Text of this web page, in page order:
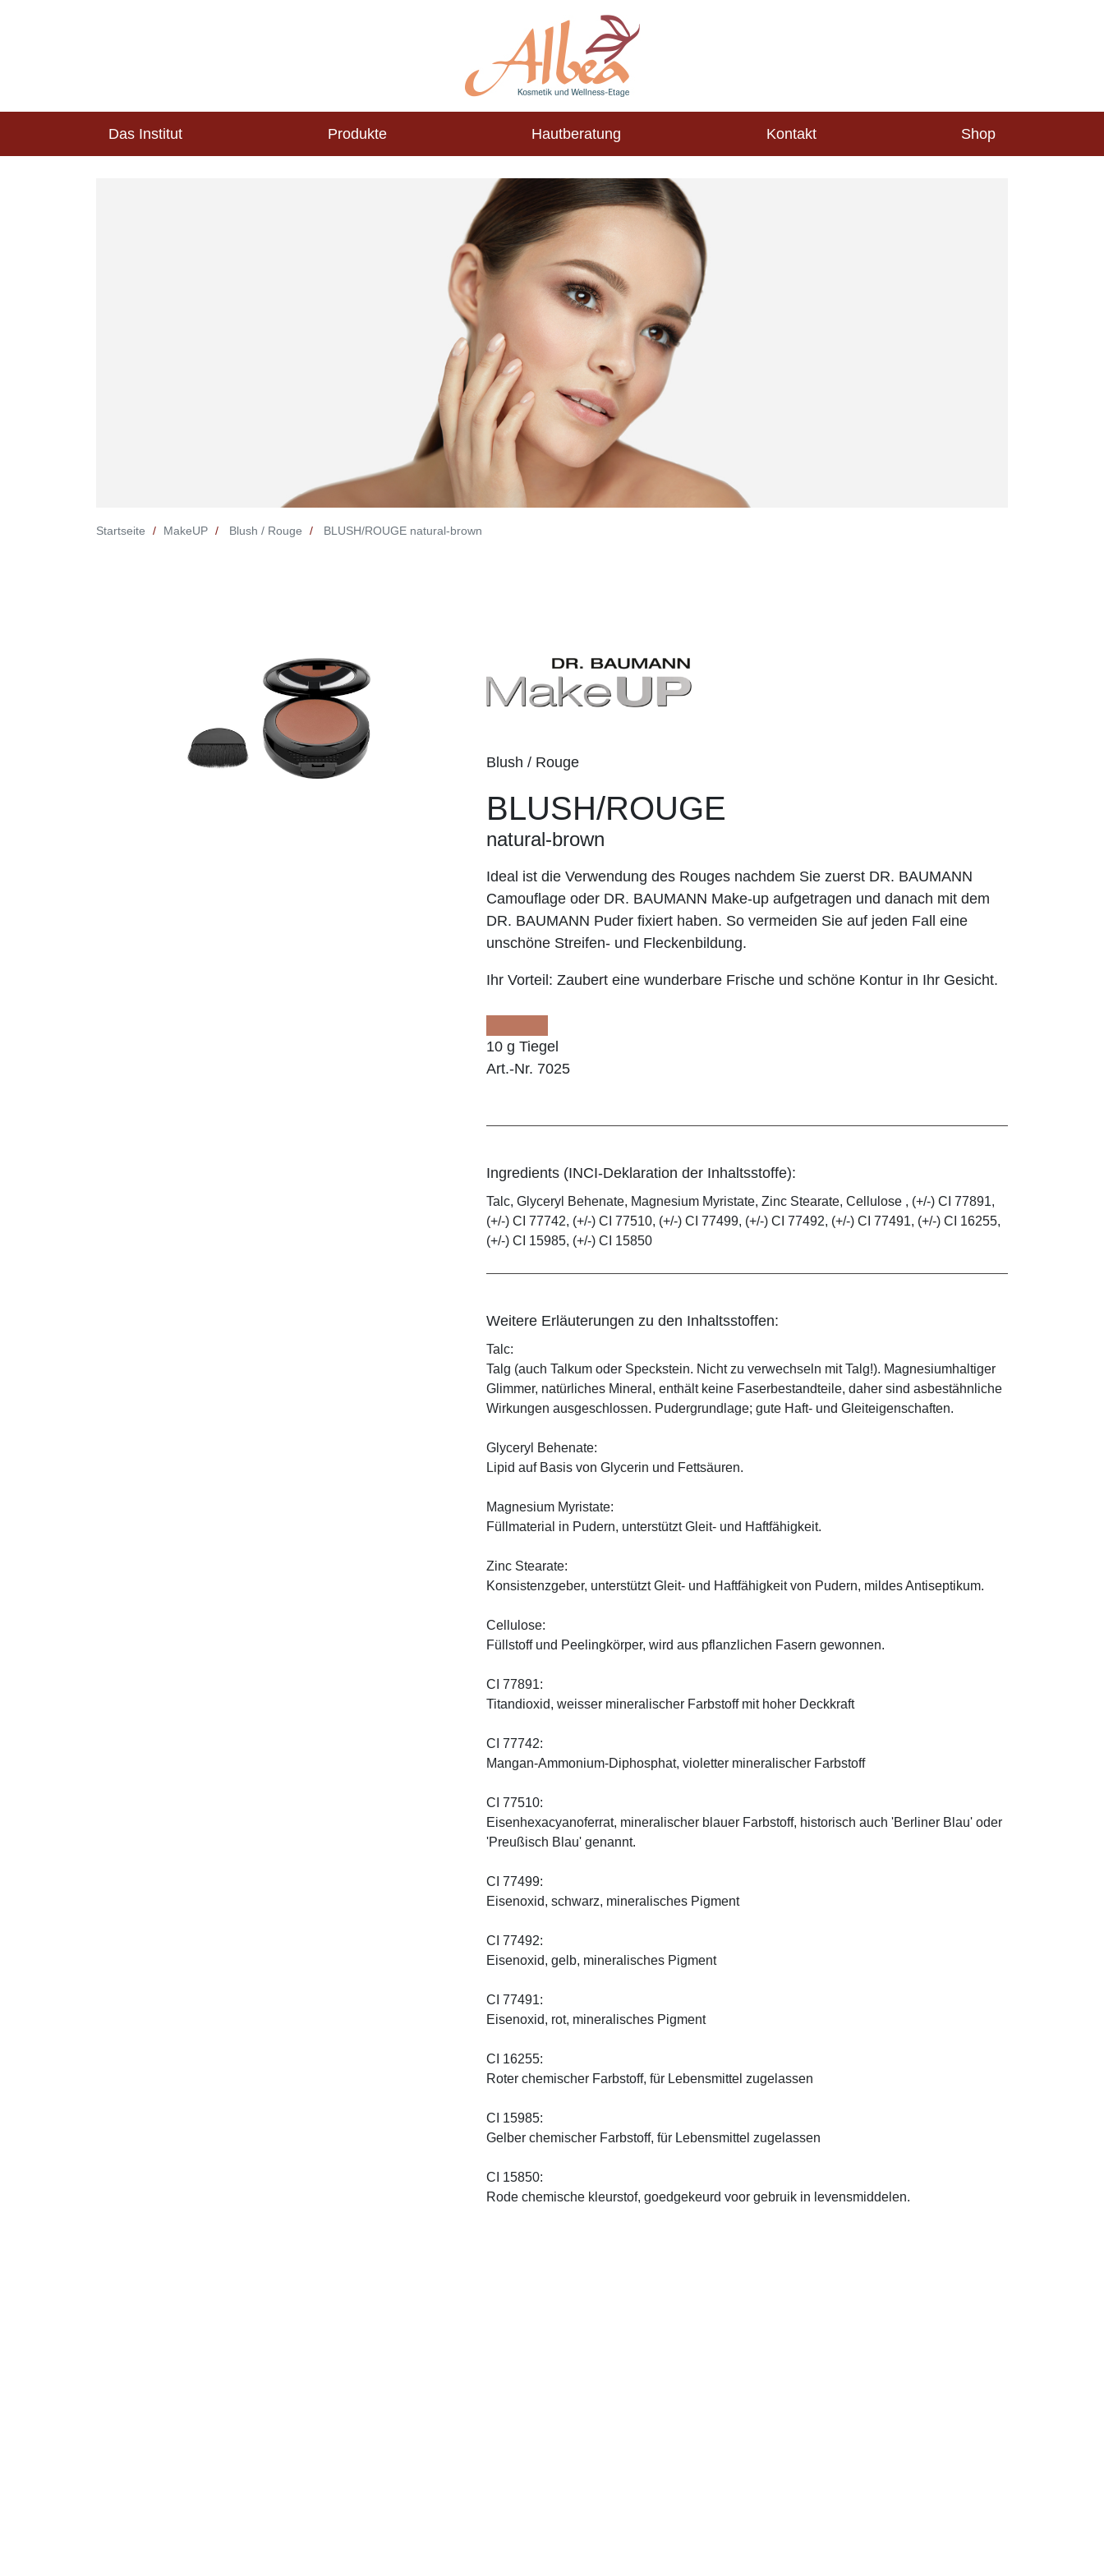
Das Institut Produkte Hautberatung Kontakt Shop
Startseite MakeUP Blush / Rouge BLUSH/ROUGE natural-brown
Blush / Rouge
BLUSH/ROUGE
natural-brown
Ideal ist die Verwendung des Rouges nachdem Sie zuerst DR. BAUMANN
Camouflage oder DR. BAUMANN Make-up aufgetragen und danach mit dem
DR. BAUMANN Puder fixiert haben. So vermeiden Sie auf jeden Fall eine
unschöne Streifen- und Fleckenbildung.
Ihr Vorteil: Zaubert eine wunderbare Frische und schöne Kontur in Ihr Gesicht.
10 g Tiegel
Art.-Nr. 7025
Ingredients (INCI-Deklaration der Inhaltsstoffe):
Talc, Glyceryl Behenate, Magnesium Myristate, Zinc Stearate, Cellulose , (+/-) CI 77891,
(+/-) CI 77742, (+/-) CI 77510, (+/-) CI 77499, (+/-) CI 77492, (+/-) CI 77491, (+/-) CI 16255,
(+/-) CI 15985, (+/-) CI 15850
Weitere Erläuterungen zu den Inhaltsstoffen:
Talc:
Talg (auch Talkum oder Speckstein. Nicht zu verwechseln mit Talg!). Magnesiumhaltiger
Glimmer, natürliches Mineral, enthält keine Faserbestandteile, daher sind asbestähnliche
Wirkungen ausgeschlossen. Pudergrundlage; gute Haft- und Gleiteigenschaften.
Glyceryl Behenate:
Lipid auf Basis von Glycerin und Fettsäuren.
Magnesium Myristate:
Füllmaterial in Pudern, unterstützt Gleit- und Haftfähigkeit.
Zinc Stearate:
Konsistenzgeber, unterstützt Gleit- und Haftfähigkeit von Pudern, mildes Antiseptikum.
Cellulose:
Füllstoff und Peelingkörper, wird aus pflanzlichen Fasern gewonnen.
CI 77891:
Titandioxid, weisser mineralischer Farbstoff mit hoher Deckkraft
CI 77742:
Mangan-Ammonium-Diphosphat, violetter mineralischer Farbstoff
CI 77510:
Eisenhexacyanoferrat, mineralischer blauer Farbstoff, historisch auch 'Berliner Blau' oder
'Preußisch Blau' genannt.
CI 77499:
Eisenoxid, schwarz, mineralisches Pigment
CI 77492:
Eisenoxid, gelb, mineralisches Pigment
CI 77491:
Eisenoxid, rot, mineralisches Pigment
CI 16255:
Roter chemischer Farbstoff, für Lebensmittel zugelassen
CI 15985:
Gelber chemischer Farbstoff, für Lebensmittel zugelassen
CI 15850:
Rode chemische kleurstof, goedgekeurd voor gebruik in levensmiddelen.